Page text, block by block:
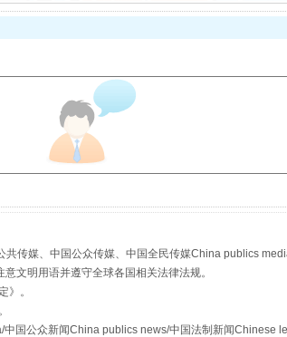
走走走！国家喊你健身啦
西：不断增强治理腐败综合效能
传媒、中国公众传媒、中国全民传媒China publics
文明用语并遵守全球各国相关法律法规。
》。
国公众新闻China publics news/中国法制新闻Chinese